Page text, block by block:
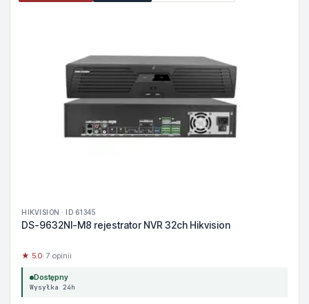
HIKVISION · ID 61345
DS-9632NI-M8 rejestrator NVR 32ch Hikvision
★ 5.0· 7 opinii
Dostępny
Wysyłka 24h